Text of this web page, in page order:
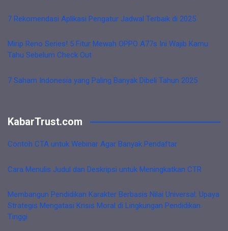
7 Rekomendasi Aplikasi Pengatur Jadwal Terbaik di 2025
Mirip Reno Series! 5 Fitur Mewah OPPO A77s Ini Wajib Kamu
Tahu Sebelum Check Out
7 Saham Indonesia yang Paling Banyak Dibeli Tahun 2025
KabarTrust.com
Contoh CTA untuk Webinar Agar Banyak Pendaftar
Cara Menulis Judul dan Deskripsi untuk Meningkatkan CTR
Membangun Pendidikan Karakter Berbasis Nilai Universal: Upaya
Strategis Mengatasi Krisis Moral di Lingkungan Pendidikan
Tinggi